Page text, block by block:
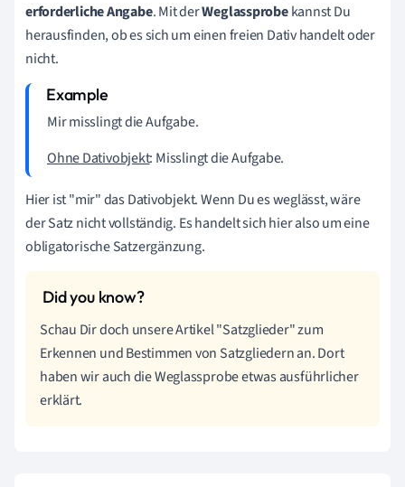
erforderliche Angabe. Mit derWeglassprobekannst Du
herausfinden, ob es sich um einen freien Dativ handelt oder
nicht.
Mirmisslingt die Aufgabe.
Ohne Dativobjekt: Misslingt die Aufgabe.
Hier ist "mir" das Dativobjekt. Wenn Du es weglässt, wäre
der Satz nicht vollständig. Es handelt sich hier also um eine
obligatorische Satzergänzung.
Schau Dir doch unsere Artikel "Satzglieder" zum
Erkennen und Bestimmen von Satzgliedern an. Dort
haben wir auch die Weglassprobe etwas ausführlicher
erklärt.